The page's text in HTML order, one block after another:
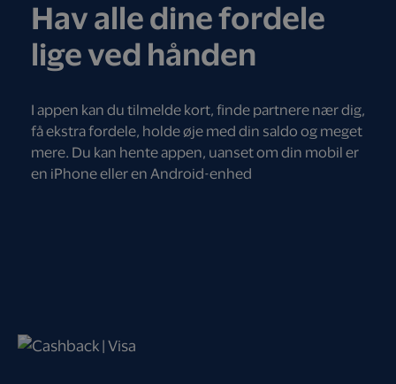
Hav alle dine fordele
lige ved hånden
I appen kan du tilmelde kort, finde partnere nær dig,
få ekstra fordele, holde øje med din saldo og meget
mere. Du kan hente appen, uanset om din mobil er
en iPhone eller en Android-enhed